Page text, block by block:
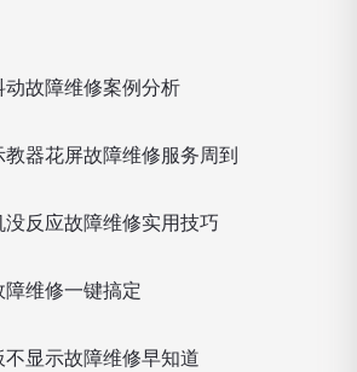
故障维修案例分析
器花屏故障维修服务周到
反应故障维修实用技巧
维修一键搞定
显示故障维修早知道